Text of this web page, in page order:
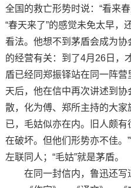
全国的救亡形势时说：“看来
“春天来了”的感觉未免太早，
看法。他想不到茅盾会成为
的经营有关：到了4月26日，
盾已经同郑振铎站在同一阵
天后，他在信中再次讲述到
散，化为傅、郑所主持的大
已，毛姑似亦在内。旧人颇
在破坏。但他们形势亦不佳。
左联同人；“毛姑”就是茅盾。
在同一封信内，鲁迅还写